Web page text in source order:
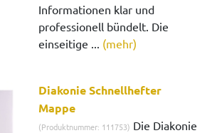
Informationen klar und
professionell bündelt. Die
einseitige ... (mehr)
Diakonie Schnellhefter
Mappe
(Produktnummer: 111753) Die Diakonie